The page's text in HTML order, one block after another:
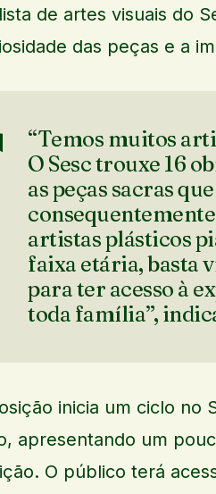
de artes visuais do
das peças e a
“Temos muitos
O Sesc trouxe 16
as peças sacras
artistas plásticos
faixa etária, basta
para ter acesso à
toda família”,
inicia um ciclo no
apresentando um
O público terá